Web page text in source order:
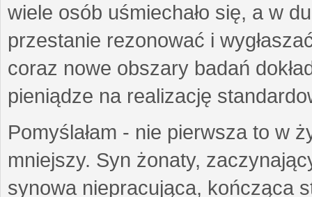
wiele osób uśmiechało się, a w
przestanie rezonować i
coraz nowe obszary badań
pieniądze na realizację
Pomyślałam - nie pierwsza to w
mniejszy. Syn żonaty,
synowa niepracująca, kończąca